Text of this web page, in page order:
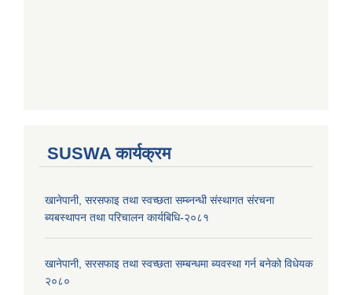
SUSWA कार्यक्रम
खानेपानी, सरसफाइ तथा स्वच्छता सम्ब्नन्धी संस्थागत संरचना
ब्यबस्थापन तथा परिचालन कार्यबिधि-२०८१
खानेपानी, सरसफाइ तथा स्वच्छता सम्बन्धमा ब्यवस्था गर्न बनेको विधेयक
२०८०